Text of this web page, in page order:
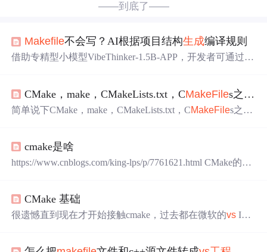
——到底了——
Makefile不会写？AI根据项目结构生成编译规则
借助专精型小模型VibeThinker-1.5B-APP，开发者可通过自
理，已在教学、嵌入式开发等场景中验证可行，推动‘意图
驱动开发’落地。
CMake，make，CMakeLists.txt，CMakeFiles之间的关系
简单说下CMake，make，CMakeLists.txt，CMakeFiles之间
cmake是啥
https://www.cnblogs.com/king-lps/p/7761621.html CMake的用
s上用VS编译，在Linux上用make编译，在OS X上用XCOD
E，那么按以前的做法是在整个项目文件里看三个目录，
文件（这看起来没有什么不好似乎）。有了CMake以.
CMake 基础
很遗憾直到现在才开始接触cmake，过去都在微软的vs IDE